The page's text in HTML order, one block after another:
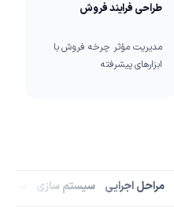
طراحی فرایند فروش
مدیریت مؤثر چرخه فروش با
ابزارهای پیشرفته
مراحل اجرایی سیستم سازی